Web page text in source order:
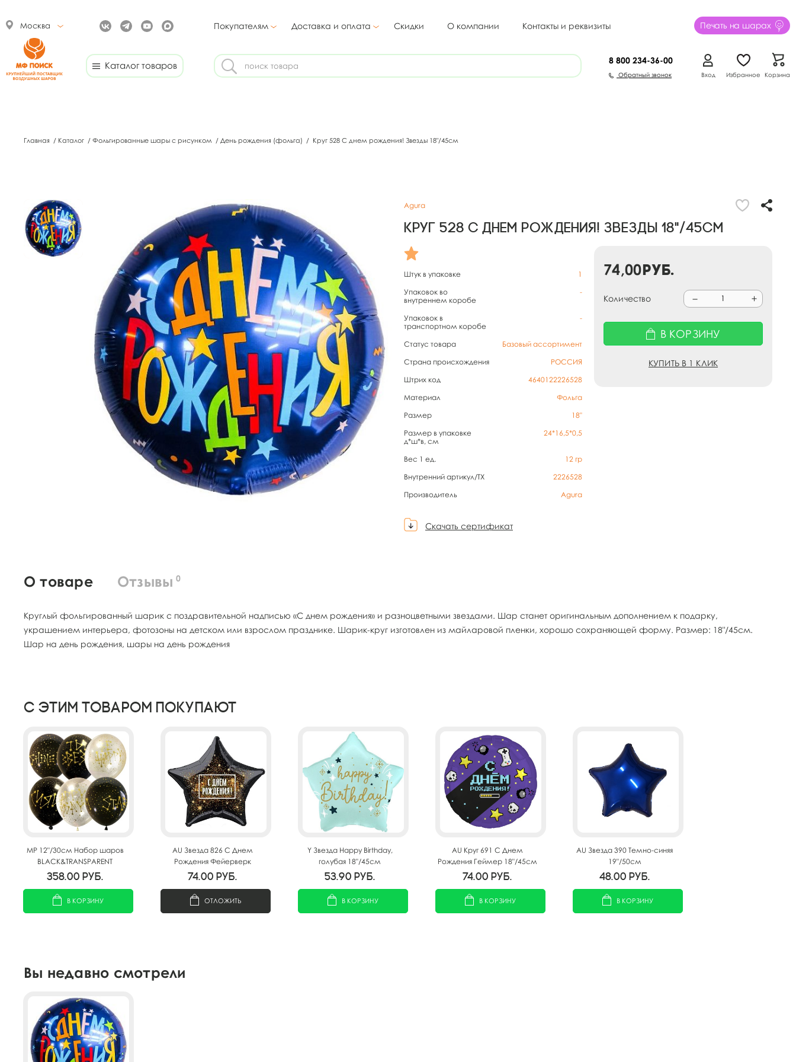
Москва Покупателям Доставка и оплата Скидки О компании Контакты и реквизиты Печать на шарах
Каталог товаров 8 800 234-36-00
Обратный звонок Вход Избранное Корзина
Главная / Каталог / Фольгированные шары с рисунком / День рождения (фольга) / Круг 528 С днем рождения! Звезды 18"/45см
Agura
Круг 528 С днем рождения! Звезды 18"/45см
Штук в упаковке
1
Упаковок во
внутреннем коробе
-
Упаковок в
транспортном коробе
-
Статус товара
Базовый ассортимент
Страна происхождения
РОССИЯ
Штрих код
4640122226528
Материал
Фольга
Размер
18"
Размер в упаковке
д*ш*в, см
24*16,5*0,5
Вес 1 ед. 12 гр
Внутренний артикул/TX
2226528
Производитель
Agura
Скачать сертификат
74,00руб.
Количество
В КОРЗИНУ
КУПИТЬ В 1 КЛИК
О товаре Отзывы 0
Круглый фольгированный шарик с поздравительной надписью «С днем рождения» и разноцветными звездами. Шар станет оригинальным дополнением к подарку,
украшением интерьера, фотозоны на детском или взрослом празднике. Шарик-круг изготовлен из майларовой пленки, хорошо сохраняющей форму. Размер: 18"/45см.
Шар на день рождения, шары на день рождения
С этим товаром покупают
MP 12"/30см Набор шаров
BLACK&TRANSPARENT
ассорти рис Ты Звезда! 25шт
358.00 руб.
В КОРЗИНУ
AU Звезда 826 С Днем
Рождения Фейерверк
19"/50см
74.00 руб.
ОТЛОЖИТЬ
Y Звезда Happy Birthday,
голубая 18"/45см
53.90 руб.
В КОРЗИНУ
AU Круг 691 С Днем
Рождения Геймер 18"/45см
74.00 руб.
В КОРЗИНУ
AU Звезда 390 Темно-синяя
19"/50см
48.00 руб.
В КОРЗИНУ
Вы недавно смотрели